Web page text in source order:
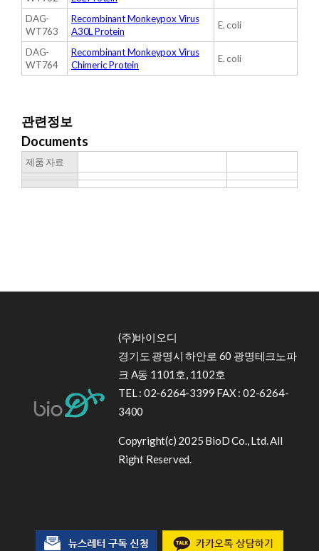
DAG-
WT763
Recombinant Monkeypox Virus
A30L Protein
E. coli
DAG-
WT764
Recombinant Monkeypox Virus
Chimeric Protein
E. coli
관련정보
Documents
제품 자료
(주)바이오디
경기도 광명시 하안로 60 광명테크노파
크 A동 1101호, 1102호
TEL : 02-6264-3399 FAX : 02-6264-
3400
Copyright(c) 2025 BioD Co., Ltd. All
Right Reserved.